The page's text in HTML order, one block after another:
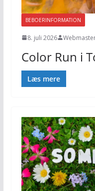
BEBOERINFORMATION
8. juli 2026
Color Run i
Læs mere